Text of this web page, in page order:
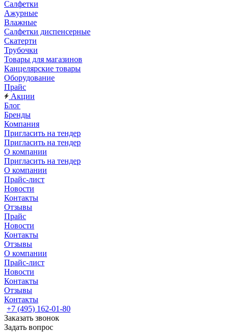
Салфетки
Ажурные
Влажные
Салфетки диспенсерные
Скатерти
Трубочки
Товары для магазинов
Канцелярские товары
Оборудование
Прайс
Акции
Блог
Бренды
Компания
Пригласить на тендер
Пригласить на тендер
О компании
Пригласить на тендер
О компании
Прайс-лист
Новости
Контакты
Отзывы
Прайс
Новости
Контакты
Отзывы
О компании
Прайс-лист
Новости
Контакты
Отзывы
Контакты
+7 (495) 162-01-80
Заказать звонок
Задать вопрос